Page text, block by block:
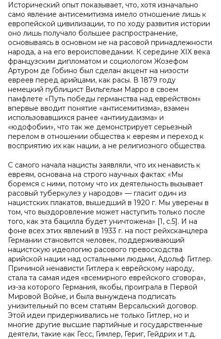
Исторический опыт показывает, что, хотя изначально
само явление антисемитизма имело отношение лишь к
европейской цивилизации, то по ходу развития истории
оно лишь получало большее распространение,
основываясь в основном не на расовой принадлежности
народа, а на его вероисповедании. К середине XIX века
французским дипломатом и социологом Жозефом
Артуром де Гобино был сделан акцент на низости
евреев перед арийцами, как расы. В 1879 году
немецкий публицист Вильгельм Марро в своем
памфлете «Путь победы германства над еврейством»
впервые вводит понятие «антисемитизма», взамен
использовавшихся ранее «антииудаизма» и
«юдофобии», что так же демонстрирует серьезный
перелом в отношении общества к евреям и переход к
восприятию их как нации, а не религиозного общества.
С самого начала нацисты заявляли, что их ненависть к
евреям, основана на строго научных фактах: «Мы
боремся с ними, потому что их деятельность вызывает
расовый туберкулез у народов» — гласит один из
нацистских плакатов, вышедший в 1920 г. Мы уверены в
том, что выздоровление может наступить только после
того, как эта бацилла будет уничтожена» [1, c.5]. И на
фоне всех этих явлений в 1933 г. на пост рейхсканцлера
Германии становится человек, поддерживающий
нацистскую идеологию расового превосходства
арийской нации над остальными людьми, Адольф Гитлер.
Причиной ненависти Гитлера к еврейскому народу,
стала та самая идея «всемирного еврейского сговора»,
из-за которого Германия, якобы, проиграла в Первой
Мировой Войне, и была вынуждена подписать
унизительный по всем статьям Версальский договор.
Этой идеи придерживались не только Гитлер, но и
многие другие высшие партийные и государственные
деятели, такие как Гесс, Гимлер, Гериг, Гейдрих и т.д.